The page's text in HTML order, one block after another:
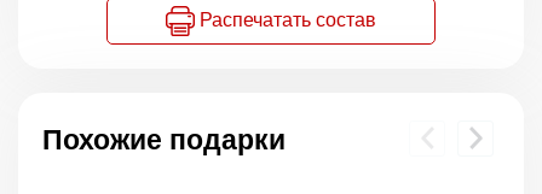
Распечатать состав
Похожие подарки